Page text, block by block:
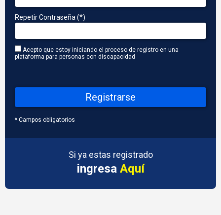
Repetir Contraseña (*)
Acepto que estoy iniciando el proceso de registro en una
plataforma para personas con discapacidad
* Campos obligatorios
Si ya estas registrado
ingresa Aquí